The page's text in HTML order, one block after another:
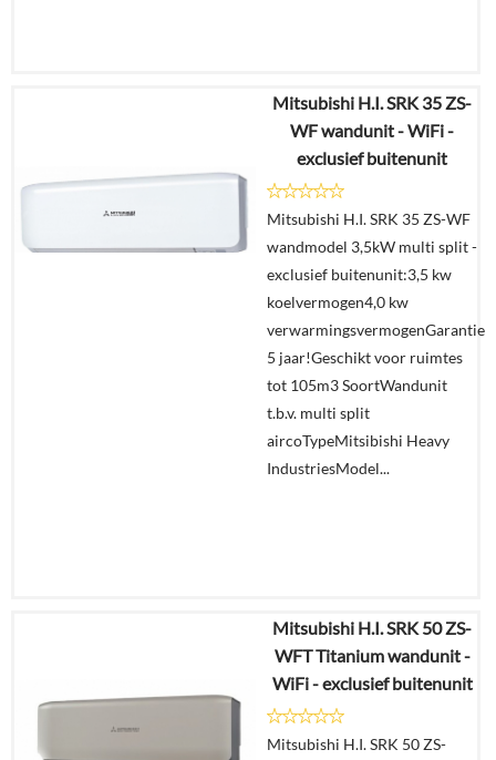
€1.523,39
€799,00
Offerte
aanvragen?
winkelmand
Mitsubishi H.I. SRK 35 ZS-
WF wandunit - WiFi -
exclusief buitenunit
Mitsubishi H.I. SRK 35 ZS-WF
wandmodel 3,5kW multi split -
exclusief buitenunit:3,5 kw
koelvermogen4,0 kw
verwarmingsvermogenGarantie
5 jaar!Geschikt voor ruimtes
tot 105m3 SoortWandunit
t.b.v. multi split
aircoTypeMitsibishi Heavy
IndustriesModel...
€1.373,35
€725,00
Mitsubishi H.I. SRK 50 ZS-
WFT Titanium wandunit -
WiFi - exclusief buitenunit
Mitsubishi H.I. SRK 50 ZS-